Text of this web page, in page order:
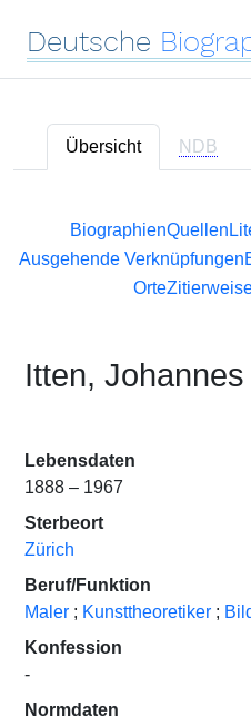
Deutsche
Übersicht NDB
BiographienQuellen
Ausgehende Verknüpfungen
Orte
Itten, Johannes
Lebensdaten
1888 – 1967
Sterbeort
Zürich
Beruf/Funktion
Maler ; Kunsttheoretiker ;
Konfession
-
Normdaten